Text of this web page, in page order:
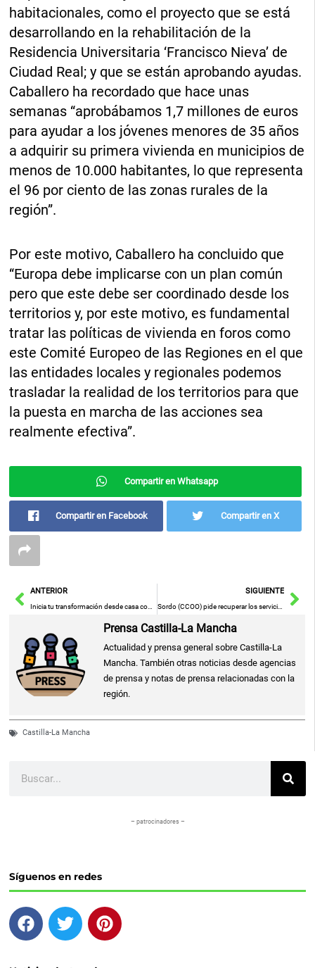
habitacionales, como el proyecto que se está
desarrollando en la rehabilitación de la
Residencia Universitaria ‘Francisco Nieva’ de
Ciudad Real; y que se están aprobando ayudas.
Caballero ha recordado que hace unas
semanas “aprobábamos 1,7 millones de euros
para ayudar a los jóvenes menores de 35 años
a adquirir su primera vivienda en municipios de
menos de 10.000 habitantes, lo que representa
el 96 por ciento de las zonas rurales de la
región”.
Por este motivo, Caballero ha concluido que
“Europa debe implicarse con un plan común
pero que este debe ser coordinado desde los
territorios y, por este motivo, es fundamental
tratar las políticas de vivienda en foros como
este Comité Europeo de las Regiones en el que
las entidades locales y regionales podemos
trasladar la realidad de los territorios para que
la puesta en marcha de las acciones sea
realmente efectiva”.
Compartir en Whatsapp
Compartir en Facebook Compartir en X
AntANTERIOR
Inicia tu transformación desde casa con equipos de gimnasio de Amazon
SIGUIENTE
Sordo (CCOO) pide recuperar los servicios públicos clásicos y una política seria de vivienda sin retrocesos en renovables
Prensa Castilla-La Mancha
Actualidad y prensa general sobre Castilla-La
Mancha. También otras noticias desde agencias
de prensa y notas de prensa relacionadas con la
región.
Castilla-La Mancha
– patrocinadores –
Síguenos en redes
F
a
T
w
P
i